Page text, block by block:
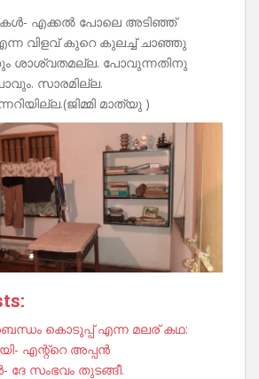
എക്കൽ പോലെ അടിഞ്ഞ്
വിളവ് കുറെ കുലച്ച് ചാഞ്ഞു
ശാശ്വതമല്ല. പോവുന്നതിനു
സാരമില്ല.
മാത്യു )
കൊടുപ്പ് എന്ന മലര് കഥ:
എന്റ്റെ അപ്പൻ
സംഭവം തുടങ്ങീ.